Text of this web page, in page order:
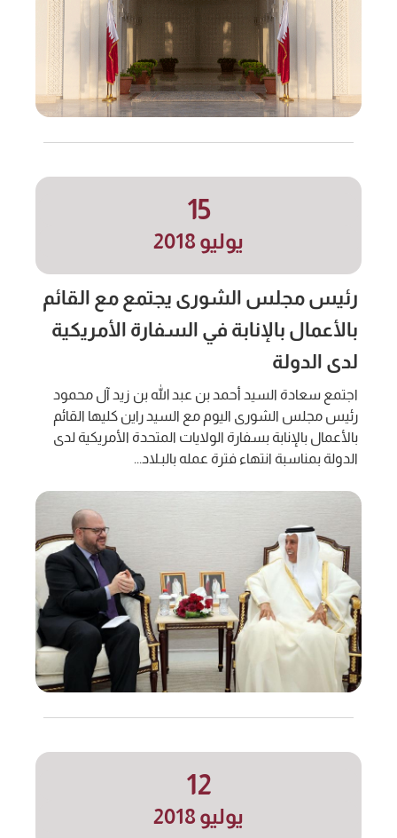
15
يوليو 2018
رئيس مجلس الشورى يجتمع مع القائم
بالأعمال بالإنابة في السفارة الأمريكية
لدى الدولة
اجتمع سعادة السيد أحمد بن عبد الله بن زيد آل محمود
رئيس مجلس الشورى اليوم مع السيد راين كليها القائم
بالأعمال بالإنابة بسفارة الولايات المتحدة الأمريكية لدى
الدولة بمناسبة انتهاء فترة عمله بالبـلاد...
12
يوليو 2018